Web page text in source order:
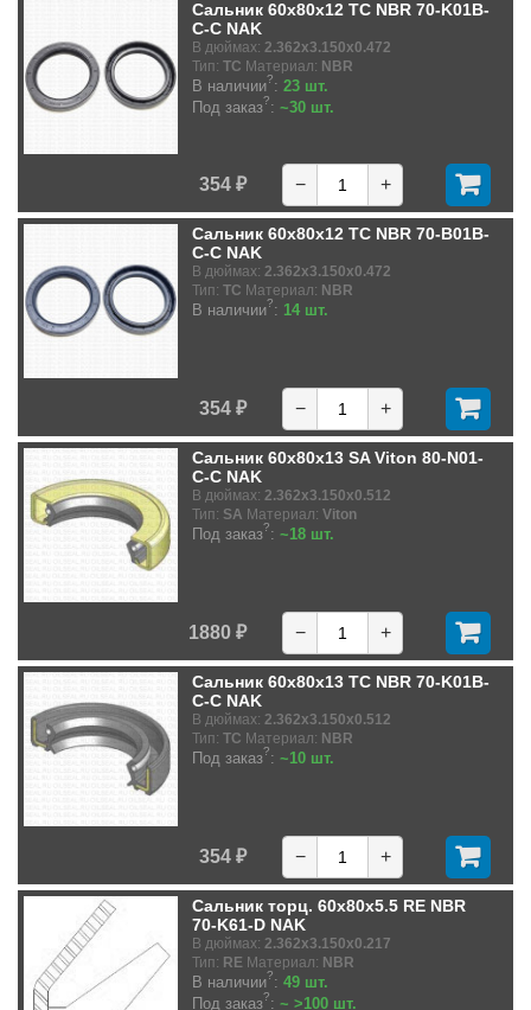
Сальник 60x80x12 TC NBR 70-K01B-
C-C NAK
В дюймах: 2.362x3.150x0.472
Тип: TC Материал: NBR
В наличии?: 23 шт.
Под заказ?: ~30 шт.
354 ₽ − +
Сальник 60x80x12 TC NBR 70-B01B-
C-C NAK
В дюймах: 2.362x3.150x0.472
Тип: TC Материал: NBR
В наличии?: 14 шт.
354 ₽ − +
Сальник 60x80x13 SA Viton 80-N01-
C-C NAK
В дюймах: 2.362x3.150x0.512
Тип: SA Материал: Viton
Под заказ?: ~18 шт.
1880 ₽ − +
Сальник 60x80x13 TC NBR 70-K01B-
C-C NAK
В дюймах: 2.362x3.150x0.512
Тип: TC Материал: NBR
Под заказ?: ~10 шт.
354 ₽ − +
Сальник торц. 60x80x5.5 RE NBR
70-K61-D NAK
В дюймах: 2.362x3.150x0.217
Тип: RE Материал: NBR
В наличии?: 49 шт.
Под заказ?: ~ >100 шт.